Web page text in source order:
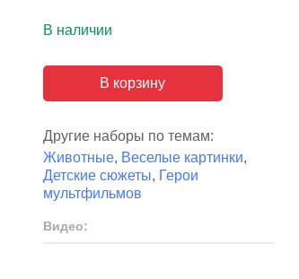
В наличии
В корзину
Другие наборы по темам:
Животные, Веселые картинки,
Детские сюжеты, Герои
мультфильмов
Видео: